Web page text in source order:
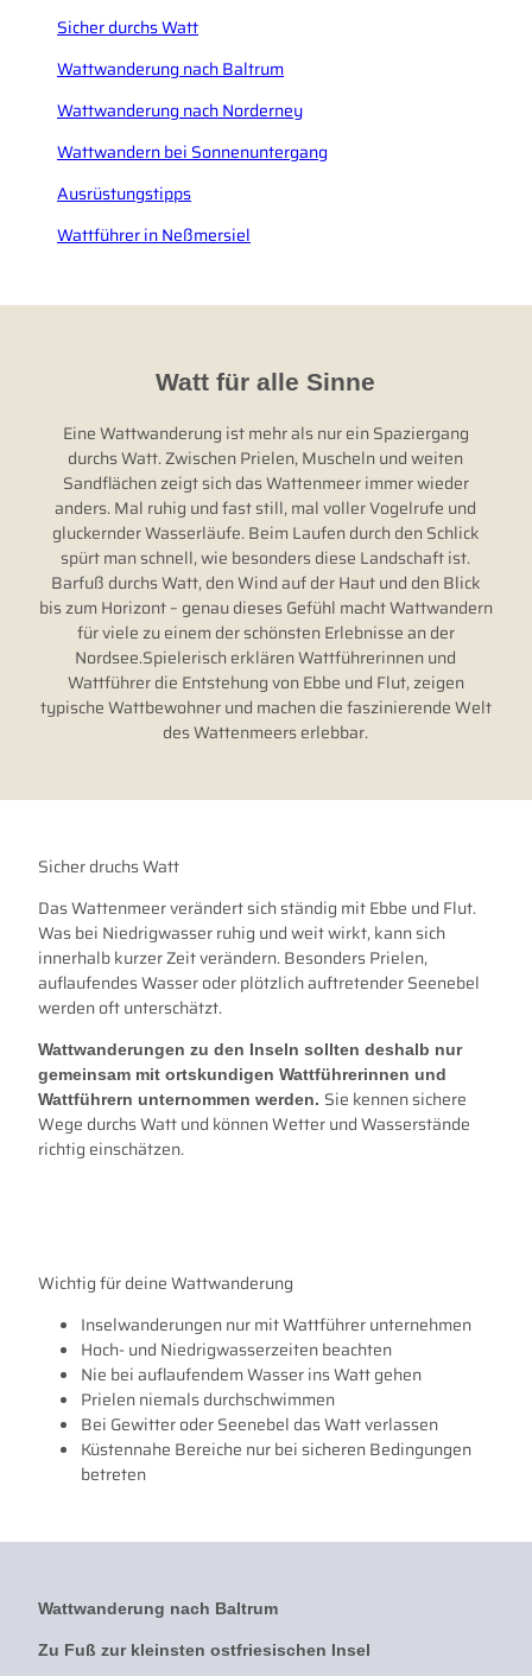
Sicher durchs Watt
Wattwanderung nach Baltrum
Wattwanderung nach Norderney
Wattwandern bei Sonnenuntergang
Ausrüstungstipps
Wattführer in Neßmersiel
Watt für alle Sinne
Eine Wattwanderung ist mehr als nur ein Spaziergang
durchs Watt. Zwischen Prielen, Muscheln und weiten
Sandflächen zeigt sich das Wattenmeer immer wieder
anders. Mal ruhig und fast still, mal voller Vogelrufe und
gluckernder Wasserläufe. Beim Laufen durch den Schlick
spürt man schnell, wie besonders diese Landschaft ist.
Barfuß durchs Watt, den Wind auf der Haut und den Blick
bis zum Horizont – genau dieses Gefühl macht Wattwandern
für viele zu einem der schönsten Erlebnisse an der
Nordsee.Spielerisch erklären Wattführerinnen und
Wattführer die Entstehung von Ebbe und Flut, zeigen
typische Wattbewohner und machen die faszinierende Welt
des Wattenmeers erlebbar.
Sicher druchs Watt
Das Wattenmeer verändert sich ständig mit Ebbe und Flut.
Was bei Niedrigwasser ruhig und weit wirkt, kann sich
innerhalb kurzer Zeit verändern. Besonders Prielen,
auflaufendes Wasser oder plötzlich auftretender Seenebel
werden oft unterschätzt.
Wattwanderungen zu den Inseln sollten deshalb nur
gemeinsam mit ortskundigen Wattführerinnen und
Wattführern unternommen werden. Sie kennen sichere
Wege durchs Watt und können Wetter und Wasserstände
richtig einschätzen.
Wichtig für deine Wattwanderung
Inselwanderungen nur mit Wattführer unternehmen
Hoch- und Niedrigwasserzeiten beachten
Nie bei auflaufendem Wasser ins Watt gehen
Prielen niemals durchschwimmen
Bei Gewitter oder Seenebel das Watt verlassen
Küstennahe Bereiche nur bei sicheren Bedingungen
betreten
Wattwanderung nach Baltrum
Zu Fuß zur kleinsten ostfriesischen Insel